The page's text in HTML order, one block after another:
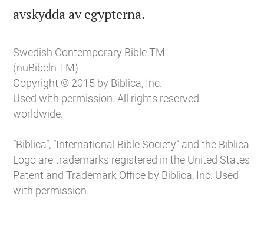
avskydda av egypterna.
Swedish Contemporary Bible TM
(nuBibeln TM)
Copyright © 2015 by Biblica, Inc.
Used with permission. All rights reserved
worldwide.
“Biblica”, “International Bible Society” and the Biblica
Logo are trademarks registered in the United States
Patent and Trademark Office by Biblica, Inc. Used
with permission.